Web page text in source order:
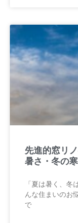
先進的窓リ
暑さ・冬の
「夏は暑く、冬
んな住まいのお
で